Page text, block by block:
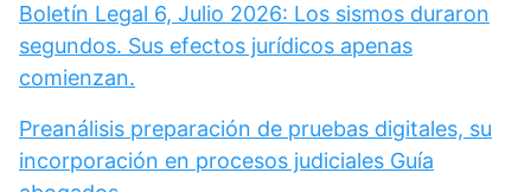
Boletín Legal 6, Julio 2026: Los sismos duraron
segundos. Sus efectos jurídicos apenas
comienzan.
Preanálisis preparación de pruebas digitales, su
incorporación en procesos judiciales Guía